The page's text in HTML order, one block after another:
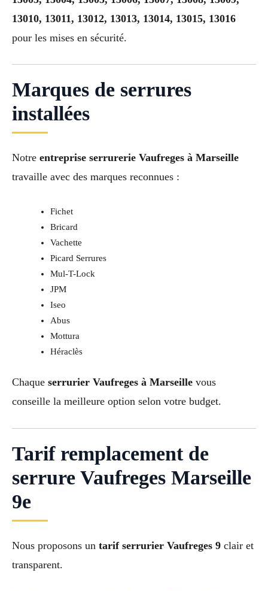
13010, 13011, 13012, 13013, 13014, 13015, 13016
pour les mises en sécurité.
Marques de serrures
installées
Notre entreprise serrurerie Vaufreges à Marseille
travaille avec des marques reconnues :
Fichet
Bricard
Vachette
Picard Serrures
Mul-T-Lock
JPM
Iseo
Abus
Mottura
Héraclès
Chaque serrurier Vaufreges à Marseille vous
conseille la meilleure option selon votre budget.
Tarif remplacement de
serrure Vaufreges Marseille
9e
Nous proposons un tarif serrurier Vaufreges 9 clair et
transparent.